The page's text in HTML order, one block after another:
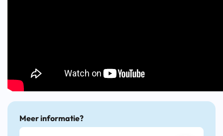
Meer informatie?